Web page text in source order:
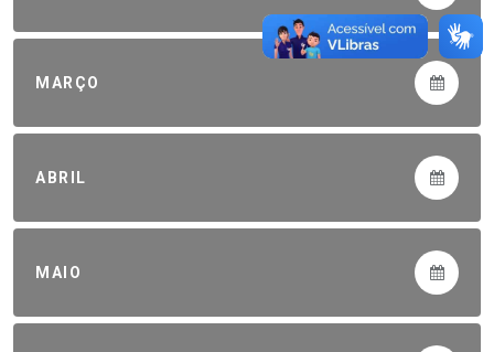
MARÇO
ABRIL
MAIO